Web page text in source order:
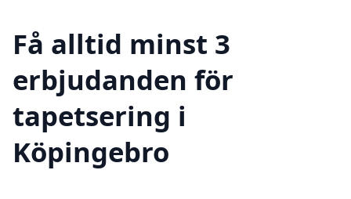
Få alltid minst 3
erbjudanden för
tapetsering i
Köpingebro